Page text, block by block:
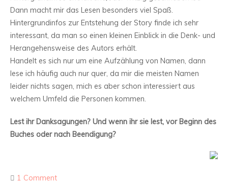
Dann macht mir das Lesen besonders viel Spaß.
Hintergrundinfos zur Entstehung der Story finde ich sehr
interessant, da man so einen kleinen Einblick in die Denk- und
Herangehensweise des Autors erhält.
Handelt es sich nur um eine Aufzählung von Namen, dann
lese ich häufig auch nur quer, da mir die meisten Namen
leider nichts sagen, mich es aber schon interessiert aus
welchem Umfeld die Personen kommen.
Lest ihr Danksagungen? Und wenn ihr sie lest, vor Beginn des
Buches oder nach Beendigung?
1 Comment